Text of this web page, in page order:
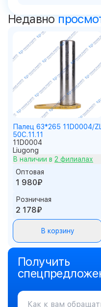
Недавно
Палец 63*265 11D0004/
50C.11.11
11D0004
Liugong
В наличии в 2 филиалах
Оптовая
1 980₽
Розничная
2 178₽
В корзину
Получить